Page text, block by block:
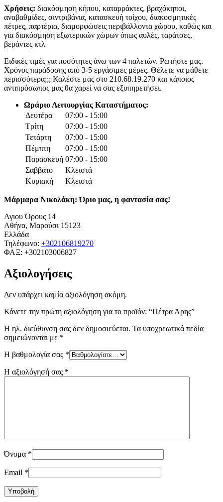
Χρήσεις: διακόσμηση κήπου, καταρράκτες, βραχόκηποι,
αναβαθμίδες, σιντριβάνια, κατασκευή τοίχου, διακοσμητικές
πέτρες, παρτέρια, διαμορφώσεις περιβάλλοντα χώρου, καθώς και
για διακόσμηση εξωτερικών χώρων όπως αυλές, ταράτσες,
βεράντες κτλ
Ειδικές τιμές για ποσότητες άνω των 4 παλετών. Ρωτήστε μας.
Χρόνος παράδοσης από 3-5 εργάσιμες μέρες. Θέλετε να μάθετε
περισσότερα;;; Καλέστε μας στο 210.68.19.270 και κάποιος
αντιπρόσωπος μας θα χαρεί να σας εξυπηρετήσει.
Ωράριο Λειτουργίας Καταστήματος:
Δευτέρα
07:00 - 15:00
Τρίτη
07:00 - 15:00
Τετάρτη
07:00 - 15:00
Πέμπτη
07:00 - 15:00
Παρασκευή 07:00 - 15:00
Σαββάτο
Κλειστά
Κυριακή
Κλειστά
Μάρμαρα Νικολάκη: Όριο μας, η φαντασία σας!
Αγιου Όρους 14
Αθήνα, Μαρούσι 15123
Ελλάδα
Τηλέφωνο: +302106819270
ΦΑΞ: +302103006827
Αξιολογήσεις
Δεν υπάρχει καμία αξιολόγηση ακόμη.
Κάνετε την πρώτη αξιολόγηση για το προϊόν: “Πέτρα Άρης”
Η ηλ. διεύθυνση σας δεν δημοσιεύεται. Τα υποχρεωτικά πεδία
σημειώνονται με *
Η βαθμολογία σας *
Η αξιολόγησή σας *
Όνομα *
Email *